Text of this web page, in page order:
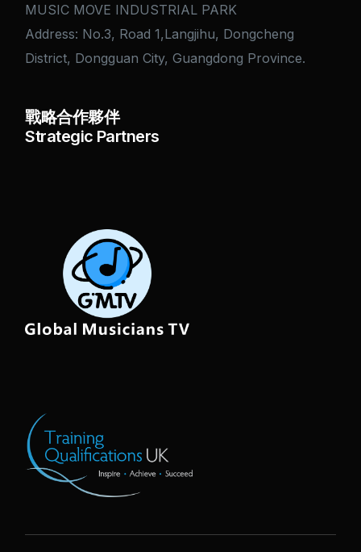
MUSIC MOVE INDUSTRIAL PARK
Address: No.3, Road 1,Langjihu, Dongcheng
District, Dongguan City, Guangdong Province.
戰略合作夥伴
Strategic Partners